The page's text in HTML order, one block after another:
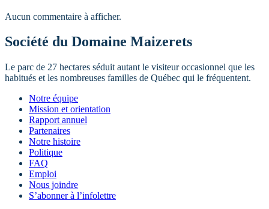
Aucun commentaire à afficher.
Société du Domaine Maizerets
Le parc de 27 hectares séduit autant le visiteur occasionnel que les
habitués et les nombreuses familles de Québec qui le fréquentent.
Notre équipe
Mission et orientation
Rapport annuel
Partenaires
Notre histoire
Politique
FAQ
Emploi
Nous joindre
S’abonner à l’infolettre